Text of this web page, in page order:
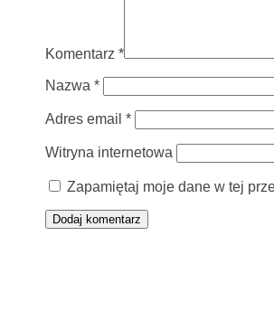
Komentarz *
Nazwa *
Adres email *
Witryna internetowa
Zapamiętaj moje dane w tej